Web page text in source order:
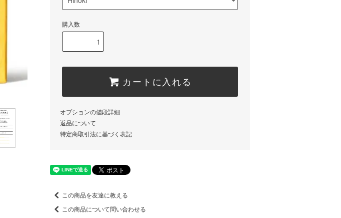
購入数
カートに入れる
オプションの値段詳細
返品について
特定商取引法に基づく表記
この商品を友達に教える
この商品について問い合わせる